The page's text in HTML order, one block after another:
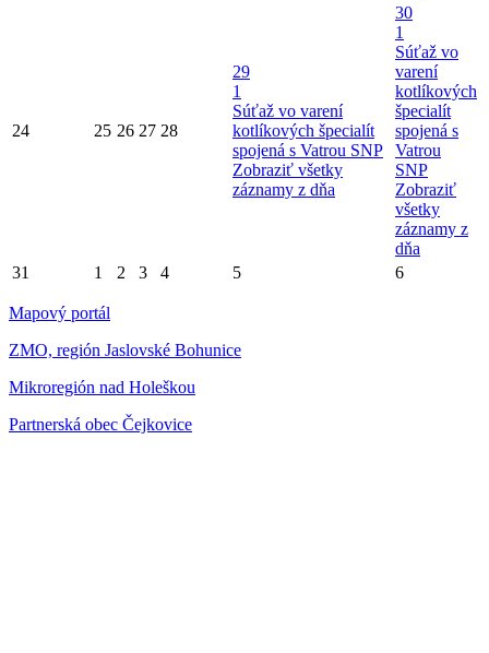
24 25 26 27 28
29
1
Súťaž vo varení
kotlíkových špecialít
spojená s Vatrou SNP
Zobraziť všetky
záznamy z dňa
30
1
Súťaž vo
varení
kotlíkových
špecialít
spojená s
Vatrou
SNP
Zobraziť
všetky
záznamy z
dňa
31
1 2 3 4 5 6
Mapový portál
ZMO, región Jaslovské Bohunice
Mikroregión nad Holeškou
Partnerská obec Čejkovice